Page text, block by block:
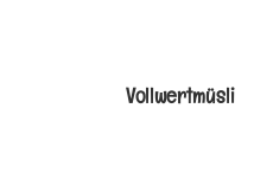
Vollwertmüsli